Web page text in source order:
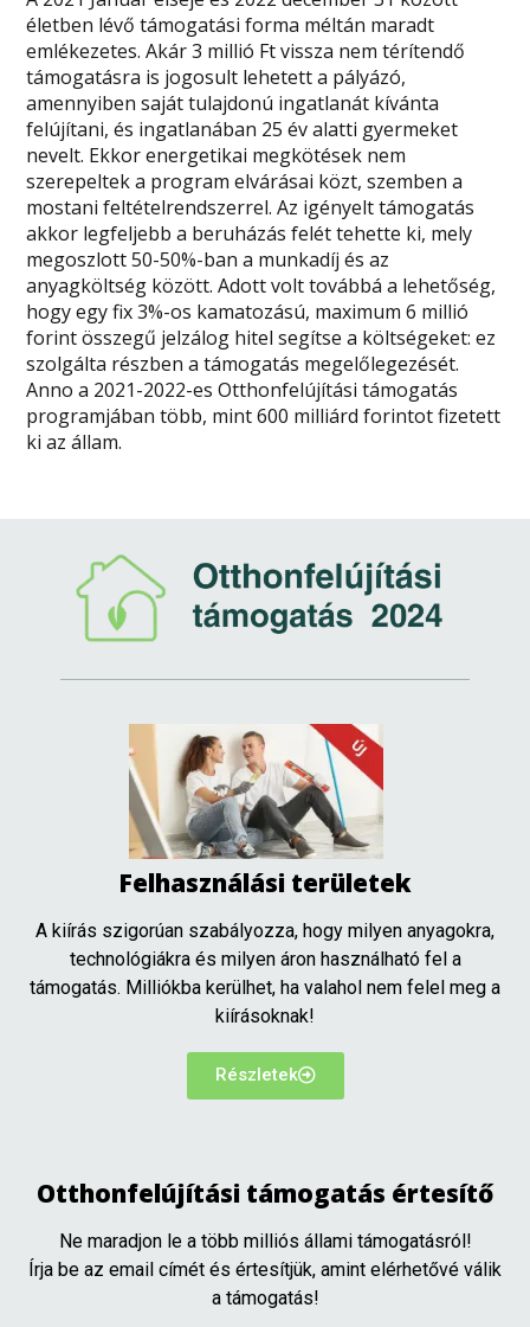
életben lévő támogatási forma méltán maradt
emlékezetes. Akár 3 millió Ft vissza nem térítendő
támogatásra is jogosult lehetett a pályázó,
amennyiben saját tulajdonú ingatlanát kívánta
felújítani, és ingatlanában 25 év alatti gyermeket
nevelt. Ekkor energetikai megkötések nem
szerepeltek a program elvárásai közt, szemben a
mostani feltételrendszerrel. Az igényelt támogatás
akkor legfeljebb a beruházás felét tehette ki, mely
megoszlott 50-50%-ban a munkadíj és az
anyagköltség között. Adott volt továbbá a lehetőség,
hogy egy fix 3%-os kamatozású, maximum 6 millió
forint összegű jelzálog hitel segítse a költségeket: ez
szolgálta részben a támogatás megelőlegezését.
Anno a 2021-2022-es Otthonfelújítási támogatás
programjában több, mint 600 milliárd forintot fizetett
ki az állam.
Felhasználási területek
A kiírás szigorúan szabályozza, hogy milyen anyagokra,
technológiákra és milyen áron használható fel a
támogatás. Milliókba kerülhet, ha valahol nem felel meg a
kiírásoknak!
Részletek
Otthonfelújítási támogatás értesítő
Ne maradjon le a több milliós állami támogatásról!
Írja be az email címét és értesítjük, amint elérhetővé válik
a támogatás!